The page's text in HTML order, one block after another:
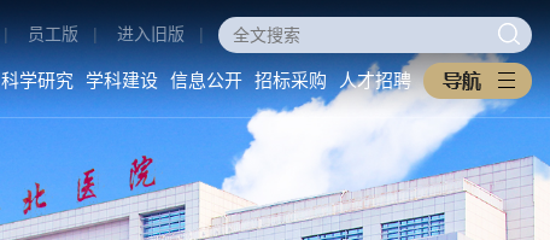
医学教育
本科生教育
科学研究
科研动态
学科建设
重点学科
| 员工版 | 进入旧版 |
科学研究 学科建设 信息公开 招标采购 人才招聘